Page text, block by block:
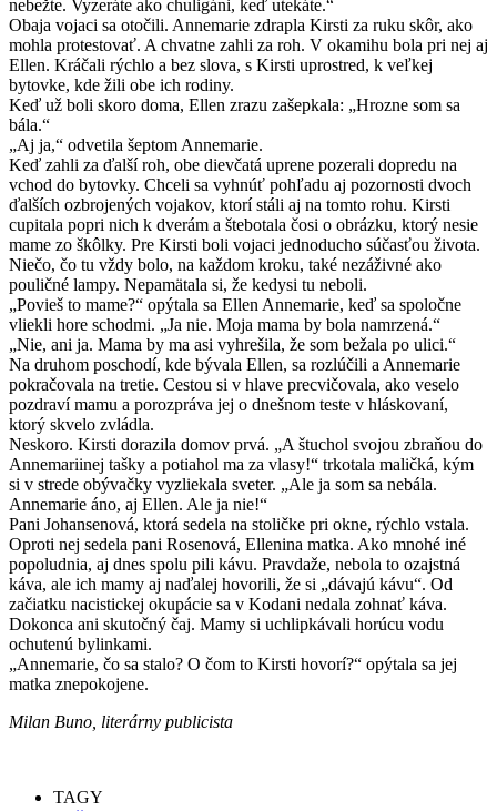
nebežte. Vyzeráte ako chuligáni, keď utekáte.“
Obaja vojaci sa otočili. Annemarie zdrapla Kirsti za ruku skôr, ako
mohla protestovať. A chvatne zahli za roh. V okamihu bola pri nej aj
Ellen. Kráčali rýchlo a bez slova, s Kirsti uprostred, k veľkej
bytovke, kde žili obe ich rodiny.
Keď už boli skoro doma, Ellen zrazu zašepkala: „Hrozne som sa
bála.“
„Aj ja,“ odvetila šeptom Annemarie.
Keď zahli za ďalší roh, obe dievčatá uprene pozerali dopredu na
vchod do bytovky. Chceli sa vyhnúť pohľadu aj pozornosti dvoch
ďalších ozbrojených vojakov, ktorí stáli aj na tomto rohu. Kirsti
cupitala popri nich k dverám a štebotala čosi o obrázku, ktorý nesie
mame zo škôlky. Pre Kirsti boli vojaci jednoducho súčasťou života.
Niečo, čo tu vždy bolo, na každom kroku, také nezáživné ako
pouličné lampy. Nepamätala si, že kedysi tu neboli.
„Povieš to mame?“ opýtala sa Ellen Annemarie, keď sa spoločne
vliekli hore schodmi. „Ja nie. Moja mama by bola namrzená.“
„Nie, ani ja. Mama by ma asi vyhrešila, že som bežala po ulici.“
Na druhom poschodí, kde bývala Ellen, sa rozlúčili a Annemarie
pokračovala na tretie. Cestou si v hlave precvičovala, ako veselo
pozdraví mamu a porozpráva jej o dnešnom teste v hláskovaní,
ktorý skvelo zvládla.
Neskoro. Kirsti dorazila domov prvá. „A štuchol svojou zbraňou do
Annemariinej tašky a potiahol ma za vlasy!“ trkotala maličká, kým
si v strede obývačky vyzliekala sveter. „Ale ja som sa nebála.
Annemarie áno, aj Ellen. Ale ja nie!“
Pani Johansenová, ktorá sedela na stoličke pri okne, rýchlo vstala.
Oproti nej sedela pani Rosenová, Ellenina matka. Ako mnohé iné
popoludnia, aj dnes spolu pili kávu. Pravdaže, nebola to ozajstná
káva, ale ich mamy aj naďalej hovorili, že si „dávajú kávu“. Od
začiatku nacistickej okupácie sa v Kodani nedala zohnať káva.
Dokonca ani skutočný čaj. Mamy si uchlipkávali horúcu vodu
ochutenú bylinkami.
„Annemarie, čo sa stalo? O čom to Kirsti hovorí?“ opýtala sa jej
matka znepokojene.
Milan Buno, literárny publicista
TAGY